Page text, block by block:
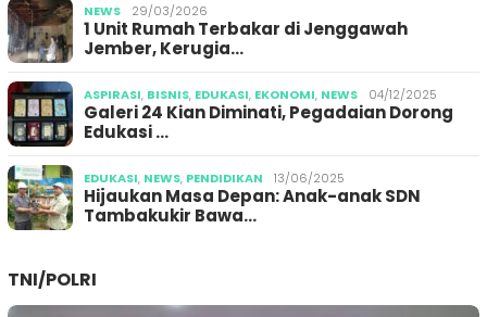
NEWS 29/03/2026
1 Unit Rumah Terbakar di Jenggawah
Jember, Kerugia…
ASPIRASI, BISNIS, EDUKASI, EKONOMI, NEWS 04/12/2025
Galeri 24 Kian Diminati, Pegadaian Dorong
Edukasi …
EDUKASI, NEWS, PENDIDIKAN 13/06/2025
Hijaukan Masa Depan: Anak-anak SDN
Tambakukir Bawa…
TNI/POLRI